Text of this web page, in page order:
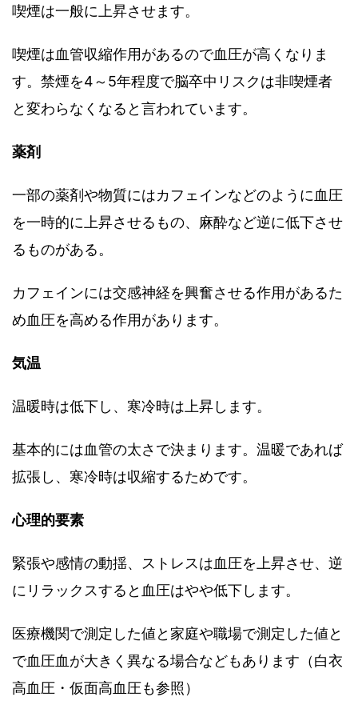
喫煙は一般に上昇させます。
喫煙は血管収縮作用があるので血圧が高くなりま
す。禁煙を4～5年程度で脳卒中リスクは非喫煙者
と変わらなくなると言われています。
薬剤
一部の薬剤や物質にはカフェインなどのように血圧
を一時的に上昇させるもの、麻酔など逆に低下させ
るものがある。
カフェインには交感神経を興奮させる作用があるた
め血圧を高める作用があります。
気温
温暖時は低下し、寒冷時は上昇します。
基本的には血管の太さで決まります。温暖であれば
拡張し、寒冷時は収縮するためです。
心理的要素
緊張や感情の動揺、ストレスは血圧を上昇させ、逆
にリラックスすると血圧はやや低下します。
医療機関で測定した値と家庭や職場で測定した値と
で血圧血が大きく異なる場合などもあります（白衣
高血圧・仮面高血圧も参照）